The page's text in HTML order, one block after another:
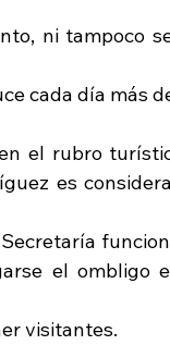
ni tampoco
cada día más
el rubro
es
el ombligo
visitantes.